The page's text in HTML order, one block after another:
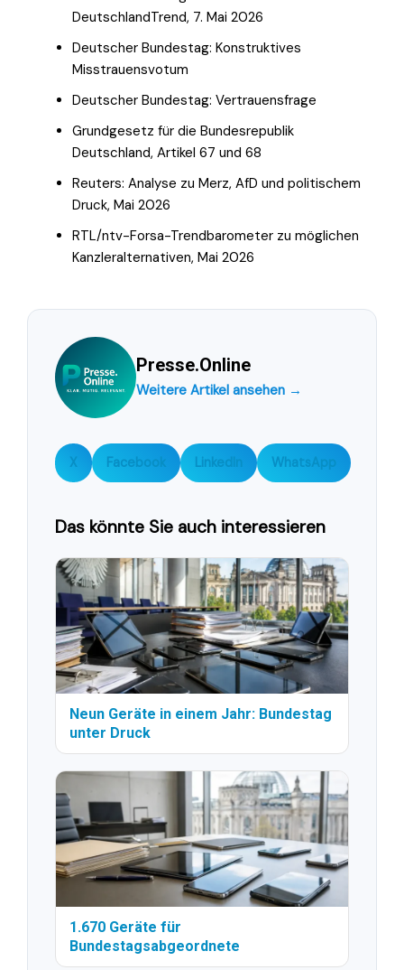
DeutschlandTrend, 7. Mai 2026
Deutscher Bundestag: Konstruktives
Misstrauensvotum
Deutscher Bundestag: Vertrauensfrage
Grundgesetz für die Bundesrepublik
Deutschland, Artikel 67 und 68
Reuters: Analyse zu Merz, AfD und politischem
Druck, Mai 2026
RTL/ntv-Forsa-Trendbarometer zu möglichen
Kanzleralternativen, Mai 2026
Presse.Online
Weitere Artikel ansehen →
X Facebook LinkedIn WhatsApp
Das könnte Sie auch interessieren
Neun Geräte in einem Jahr: Bundestag
unter Druck
1.670 Geräte für
Bundestagsabgeordnete